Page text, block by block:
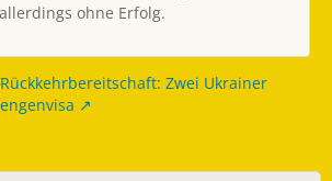
ohne Erfolg.
Zwei Ukrainer